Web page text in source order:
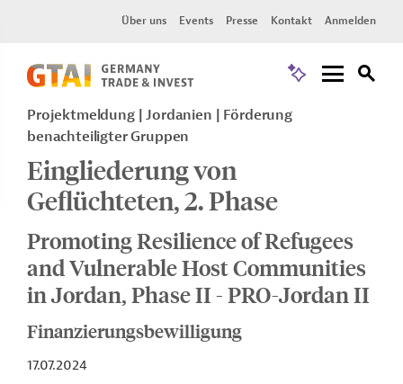
Über uns Events Presse Kontakt Anmelden
Projektmeldung Jordanien
Förderung
benachteiligter Gruppen
Eingliederung von
Geflüchteten, 2. Phase
Promoting Resilience of Refugees
and Vulnerable Host Communities
in Jordan, Phase II - PRO-Jordan II
Finanzierungsbewilligung
17.07.2024